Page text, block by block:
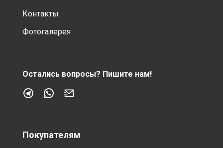
Контакты
Фотогалерея
Остались вопросы? Пишите нам!
Покупателям